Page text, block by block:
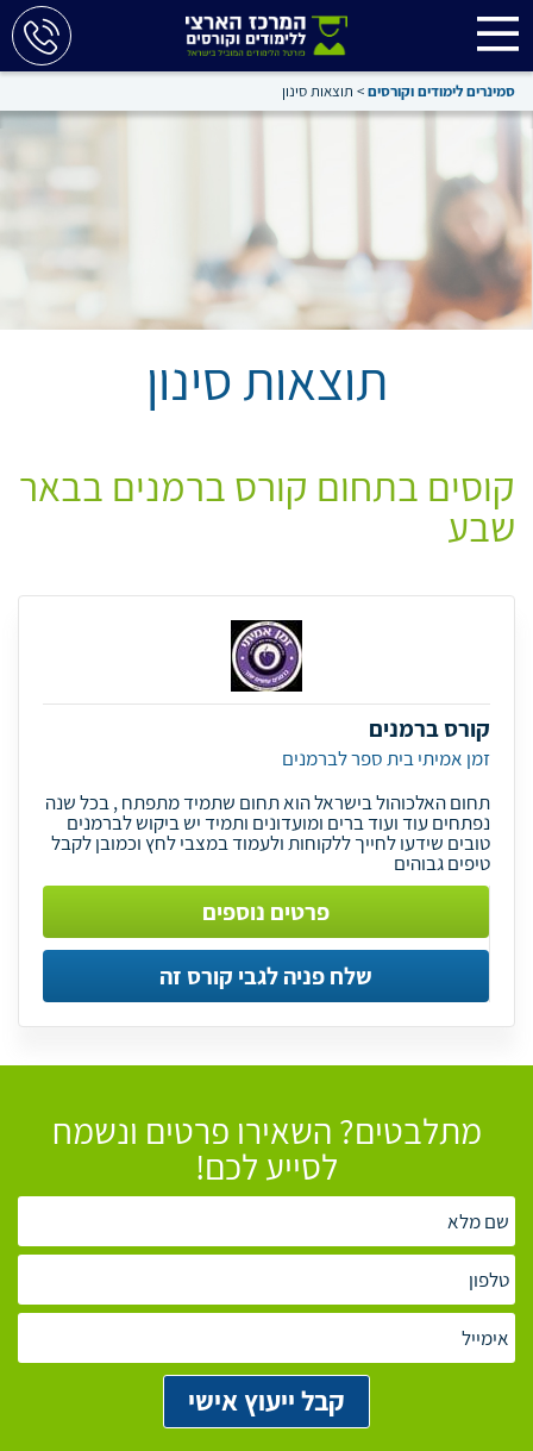
סמינרים לימודים וקורסים> תוצאות סינון
תוצאות סינון
קוסים בתחום קורס ברמנים בבאר
שבע
קורס ברמנים
זמן אמיתי בית ספר לברמנים
תחום האלכוהול בישראל הוא תחום שתמיד מתפתח , בכל שנה
נפתחים עוד ועוד ברים ומועדונים ותמיד יש ביקוש לברמנים
טובים שידעו לחייך ללקוחות ולעמוד במצבי לחץ וכמובן לקבל
טיפים גבוהים
פרטים נוספים
שלח פניה לגבי קורס זה
מתלבטים? השאירו פרטים ונשמח
לסייע לכם!